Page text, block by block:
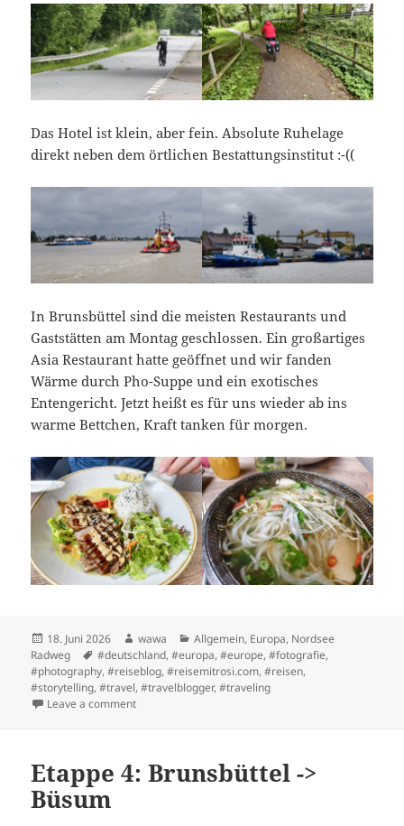
Das Hotel ist klein, aber fein. Absolute Ruhelage
direkt neben dem örtlichen Bestattungsinstitut :-((
In Brunsbüttel sind die meisten Restaurants und
Gaststätten am Montag geschlossen. Ein großartiges
Asia Restaurant hatte geöffnet und wir fanden
Wärme durch Pho-Suppe und ein exotisches
Entengericht. Jetzt heißt es für uns wieder ab ins
warme Bettchen, Kraft tanken für morgen.
Posted
on
18. Juni 2026 Author
wawa Categories
Allgemein, Europa, Nordsee
Radweg
Tags
#deutschland,#europa,#europe,#fotografie,
#photography,#reiseblog,#reisemitrosi.com,#reisen,
#storytelling,#travel,#travelblogger,#traveling
Leave a commenton Etappe 3: Glückstadt nach Brunsbüttel
Etappe 4: Brunsbüttel ->
Büsum